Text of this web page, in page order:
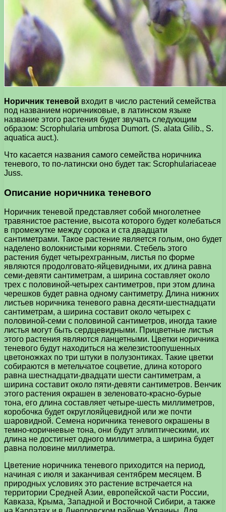
Норичник теневой входит в число растений семейства
под названием норичниковые, в латинском языке
название этого растения будет звучать следующим
образом: Scrophularia umbrosa Dumort. (S. alata Gilib., S.
aquatica auct.).
Что касается названия самого семейства норичника
теневого, то по-латински оно будет так: Scrophulariaceae
Juss.
Описание норичника теневого
Норичник теневой представляет собой многолетнее
травянистое растение, высота которого будет колебаться
в промежутке между сорока и ста двадцати
сантиметрами. Такое растение является голым, оно будет
наделено волокнистыми корнями. Стебель этого
растения будет четырехгранным, листья по форме
являются продолговато-яйцевидными, их длина равна
семи-девяти сантиметрам, а ширина составляет около
трех с половиной-четырех сантиметров, при этом длина
черешков будет равна одному сантиметру. Длина нижних
листьев норичника теневого равна десяти-шестнадцати
сантиметрам, а ширина составит около четырех с
половиной-семи с половиной сантиметров, иногда такие
листья могут быть сердцевидными. Прицветные листья
этого растения являются ланцетными. Цветки норичника
теневого будут находиться на железистоопушенных
цветоножках по три штуки в полузонтиках. Такие цветки
собираются в метельчатое соцветие, длина которого
равна шестнадцати-двадцати шести сантиметрам, а
ширина составит около пяти-девяти сантиметров. Венчик
этого растения окрашен в зеленовато-красно-бурые
тона, его длина составляет четыре-шесть миллиметров,
коробочка будет округлояйцевидной или же почти
шаровидной. Семена норичника теневого окрашены в
темно-коричневые тона, они будут эллиптическими, их
длина не достигнет одного миллиметра, а ширина будет
равна половине миллиметра.
Цветение норичника теневого приходится на период,
начиная с июля и заканчивая сентябрем месяцем. В
природных условиях это растение встречается на
территории Средней Азии, европейской части России,
Кавказа, Крыма, Западной и Восточной Сибири, а также